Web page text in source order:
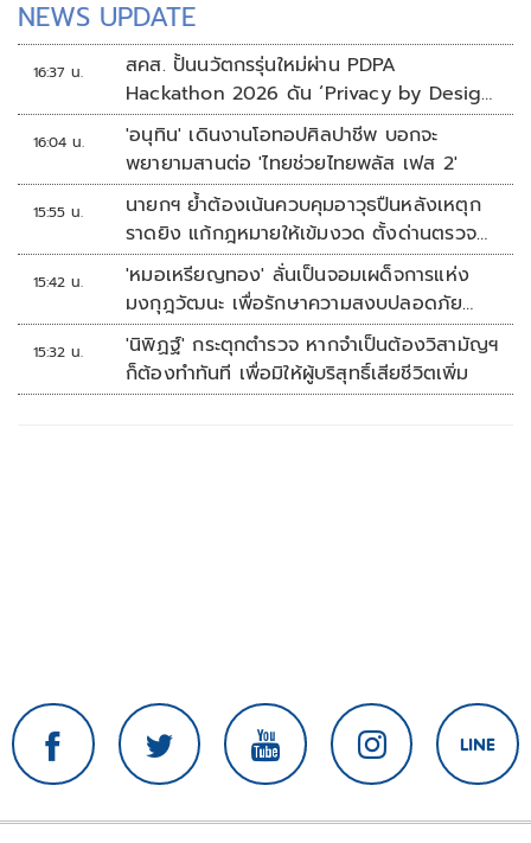
NEWS UPDATE
16:37 น.
สคส. ปั้นนวัตกรรุ่นใหม่ผ่าน PDPA
Hackathon 2026 ดัน ‘Privacy by Design
for all’ สู่โซลูชันคุ้มครองข้อมูลส่วนบุคคลที่
ใช้ได้จริง
16:04 น.
'อนุทิน' เดินงานโอทอปศิลปาชีพ บอกจะ
พยายามสานต่อ 'ไทยช่วยไทยพลัส เฟส 2'
15:55 น.
นายกฯ ย้ำต้องเน้นควบคุมอาวุธปืนหลังเหตุก
ราดยิง แก้กฎหมายให้เข้มงวด ตั้งด่านตรวจ
เพิ่ม
15:42 น.
'หมอเหรียญทอง' ลั่นเป็นจอมเผด็จการแห่ง
มงกุฎวัฒนะ เพื่อรักษาความสงบปลอดภัย
ภายในรพ.
15:32 น.
'นิพิฏฐ์' กระตุกตำรวจ หากจำเป็นต้องวิสามัญฯ
ก็ต้องทำทันที เพื่อมิให้ผู้บริสุทธิ์เสียชีวิตเพิ่ม